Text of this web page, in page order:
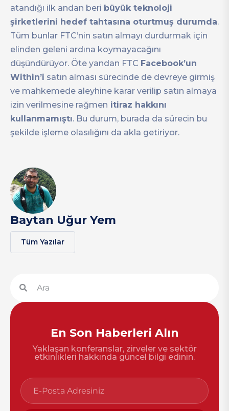
atandığı ilk andan beri büyük teknoloji
şirketlerini hedef tahtasına oturtmuş durumda.
Tüm bunlar FTC’nin satın almayı durdurmak için
elinden geleni ardına koymayacağını
düşündürüyor. Öte yandan FTC Facebook’un
Within’i satın alması sürecinde de devreye girmiş
ve mahkemede aleyhine karar verilip satın almaya
izin verilmesine rağmen itiraz hakkını
kullanmamıştı. Bu durum, burada da sürecin bu
şekilde işleme olasılığını da akla getiriyor.
Baytan Uğur Yem
Tüm Yazılar
En Son Haberleri Alın
Yaklaşan konferanslar, zirveler ve sektör
etkinlikleri hakkında güncel bilgi edinin.